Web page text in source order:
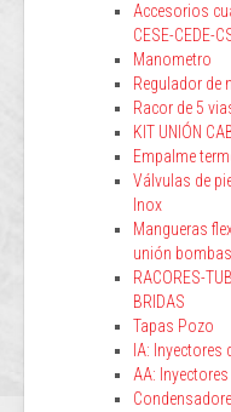
Accesorios
CESE-CEDE-
Manometro
Regulador de
Racor de 5
KIT UNIÓN
Empalme
Válvulas de
Inox
Mangueras
unión bombas
RACORES-
BRIDAS
Tapas Pozo
IA: Inyectores
AA: